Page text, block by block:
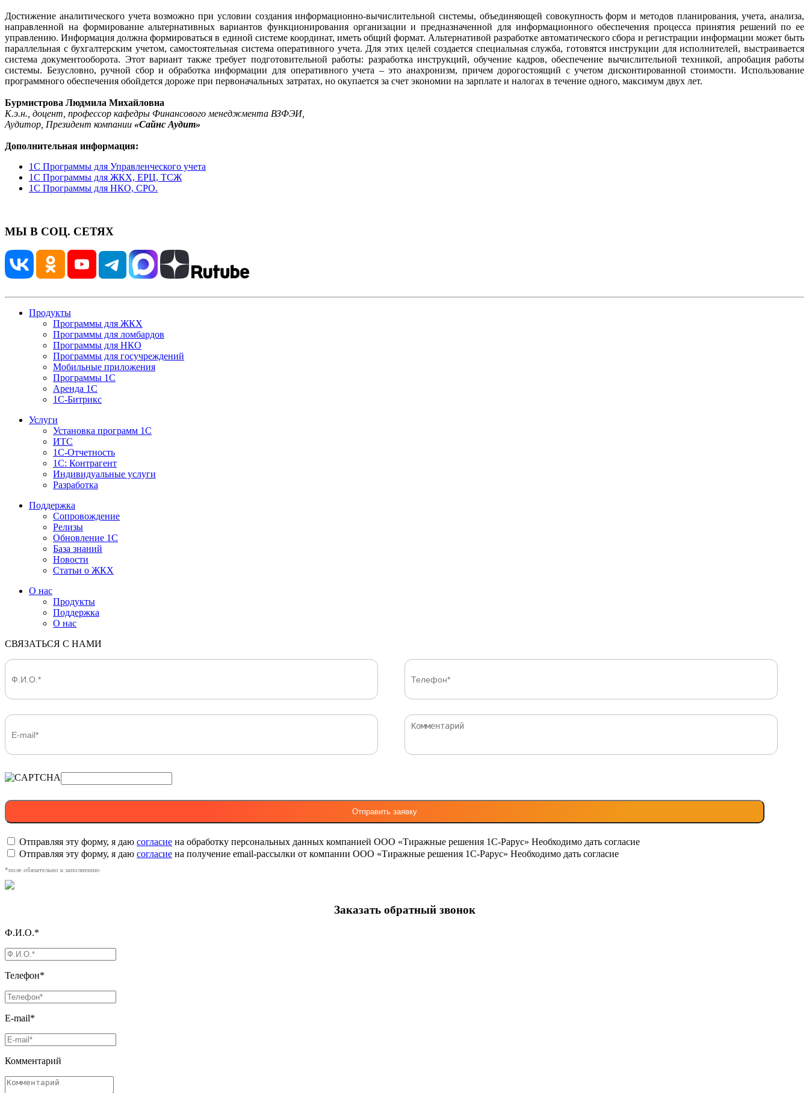
Достижение аналитического учета возможно при условии создания информационно-вычислительной системы, объединяющей совокупность форм и методов планирования, учета, анализа,
направленной на формирование альтернативных вариантов функционирования организации и предназначенной для информационного обеспечения процесса принятия решений по ее
управлению. Информация должна формироваться в единой системе координат, иметь общий формат. Альтернативой разработке автоматического сбора и регистрации информации может быть
параллельная с бухгалтерским учетом, самостоятельная система оперативного учета. Для этих целей создается специальная служба, готовятся инструкции для исполнителей, выстраивается
система документооборота. Этот вариант также требует подготовительной работы: разработка инструкций, обучение кадров, обеспечение вычислительной техникой, апробация работы
системы. Безусловно, ручной сбор и обработка информации для оперативного учета – это анахронизм, причем дорогостоящий с учетом дисконтированной стоимости. Использование
программного обеспечения обойдется дороже при первоначальных затратах, но окупается за счет экономии на зарплате и налогах в течение одного, максимум двух лет.
Бурмистрова Людмила Михайловна
К.э.н., доцент, профессор кафедры Финансового менеджмента ВЗФЭИ,
Аудитор, Президент компании «Сайнс Аудит»
Дополнительная информация:
1С Программы для Управленческого учета
1С Программы для ЖКХ, ЕРЦ, ТСЖ
1С Программы для НКО, СРО.
МЫ В СОЦ. СЕТЯХ
Продукты
Программы для ЖКХ
Программы для ломбардов
Программы для НКО
Программы для госучреждений
Мобильные приложения
Программы 1С
Аренда 1С
1С-Битрикс
Услуги
Установка программ 1С
ИТС
1С-Отчетность
1С: Контрагент
Индивидуальные услуги
Разработка
Поддержка
Сопровождение
Релизы
Обновление 1С
База знаний
Новости
Статьи о ЖКХ
О нас
Продукты
Поддержка
О нас
СВЯЗАТЬСЯ С НАМИ
Отправляя эту форму, я даю согласие на обработку персональных данных компанией ООО «Тиражные решения 1С-Рарус» Необходимо дать согласие
Отправляя эту форму, я даю согласие на получение email-рассылки от компании ООО «Тиражные решения 1С-Рарус» Необходимо дать согласие
*поле обязательно к заполнению
Заказать обратный звонок
Ф.И.О.*
Телефон*
E-mail*
Комментарий